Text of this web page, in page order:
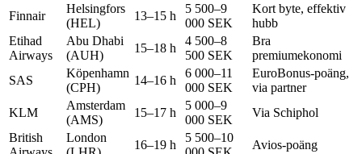
Finnair
Helsingfors
(HEL)
13–15 h
5 500–9
000 SEK
Kort byte, effektiv
hubb
Etihad
Airways
Abu Dhabi
(AUH)
15–18 h
4 500–8
500 SEK
Bra
premiumekonomi
SAS
Köpenhamn
(CPH)
14–16 h
6 000–11
000 SEK
EuroBonus-poäng,
via partner
KLM
Amsterdam
(AMS)
15–17 h
5 000–9
000 SEK
Via Schiphol
British
London
16–19 h
5 500–10
Avios-poäng